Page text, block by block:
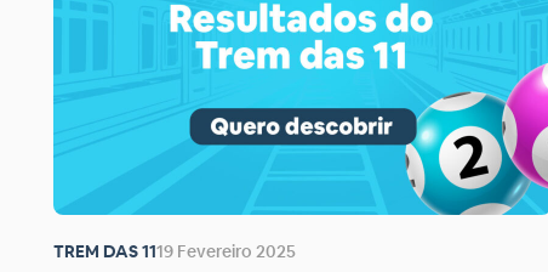
TREM DAS 1119 Fevereiro 2025